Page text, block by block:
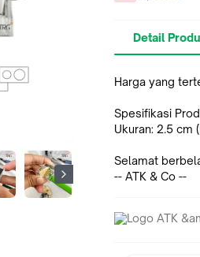
Detail
Harga yang
Spesifikasi
Ukuran: 2.5 cm
Selamat
-- ATK & Co --